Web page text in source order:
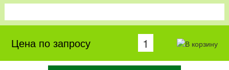
Цена по запросу